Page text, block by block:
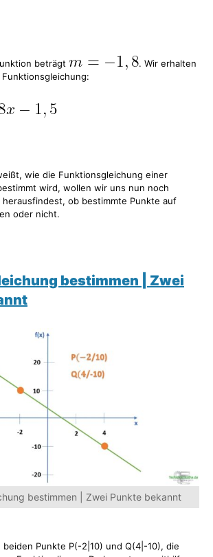
beträgt
. Wir erhalten
wie die Funktionsgleichung einer
wird, wollen wir uns nun noch
ob bestimmte Punkte auf
oder nicht.
bestimmen | Zwei
bestimmen | Zwei Punkte bekannt
Punkte P(-2|10) und Q(4|-10), die